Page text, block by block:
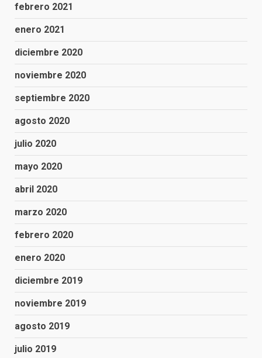
febrero 2021
enero 2021
diciembre 2020
noviembre 2020
septiembre 2020
agosto 2020
julio 2020
mayo 2020
abril 2020
marzo 2020
febrero 2020
enero 2020
diciembre 2019
noviembre 2019
agosto 2019
julio 2019